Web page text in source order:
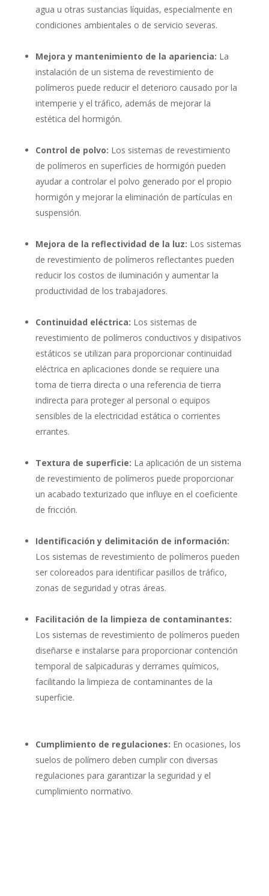
agua u otras sustancias líquidas, especialmente en
condiciones ambientales o de servicio severas.
Mejora y mantenimiento de la apariencia: La
instalación de un sistema de revestimiento de
polímeros puede reducir el deterioro causado por la
intemperie y el tráfico, además de mejorar la
estética del hormigón.
Control de polvo: Los sistemas de revestimiento
de polímeros en superficies de hormigón pueden
ayudar a controlar el polvo generado por el propio
hormigón y mejorar la eliminación de partículas en
suspensión.
Mejora de la reflectividad de la luz: Los sistemas
de revestimiento de polímeros reflectantes pueden
reducir los costos de iluminación y aumentar la
productividad de los trabajadores.
Continuidad eléctrica: Los sistemas de
revestimiento de polímeros conductivos y disipativos
estáticos se utilizan para proporcionar continuidad
eléctrica en aplicaciones donde se requiere una
toma de tierra directa o una referencia de tierra
indirecta para proteger al personal o equipos
sensibles de la electricidad estática o corrientes
errantes.
Textura de superficie: La aplicación de un sistema
de revestimiento de polímeros puede proporcionar
un acabado texturizado que influye en el coeficiente
de fricción.
Identificación y delimitación de información:
Los sistemas de revestimiento de polímeros pueden
ser coloreados para identificar pasillos de tráfico,
zonas de seguridad y otras áreas.
Facilitación de la limpieza de contaminantes:
Los sistemas de revestimiento de polímeros pueden
diseñarse e instalarse para proporcionar contención
temporal de salpicaduras y derrames químicos,
facilitando la limpieza de contaminantes de la
superficie.
Cumplimiento de regulaciones: En ocasiones, los
suelos de polímero deben cumplir con diversas
regulaciones para garantizar la seguridad y el
cumplimiento normativo.